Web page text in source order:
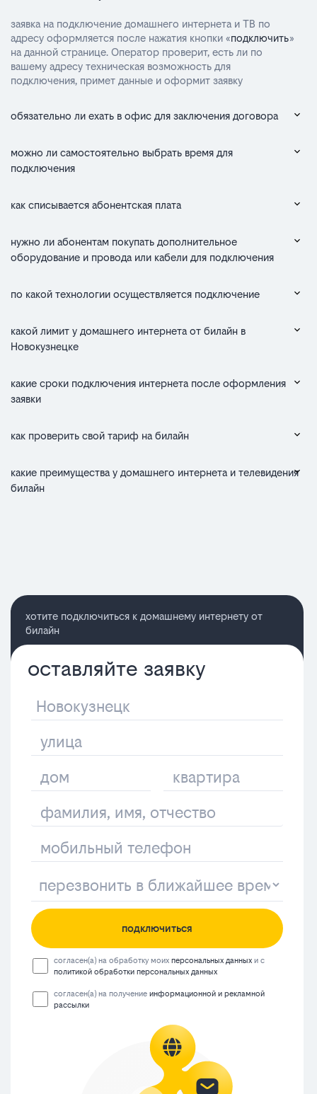
заявка на подключение домашнего интернета и ТВ по
адресу оформляется после нажатия кнопки «подключить»
на данной странице. Оператор проверит, есть ли по
вашему адресу техническая возможность для
подключения, примет данные и оформит заявку
обязательно ли ехать в офис для заключения договора
можно ли самостоятельно выбрать время для
подключения
как списывается абонентская плата
нужно ли абонентам покупать дополнительное
оборудование и провода или кабели для подключения
по какой технологии осуществляется подключение
какой лимит у домашнего интернета от билайн в
Новокузнецке
какие сроки подключения интернета после оформления
заявки
как проверить свой тариф на билайн
какие преимущества у домашнего интернета и телевидения
билайн
хотите подключиться к домашнему интернету от
билайн
оставляйте заявку
подключиться
согласен(а) на обработку моихперсональных данных и с
политикой обработки персональных данных
согласен(а) на получениеинформационной и рекламной
рассылки